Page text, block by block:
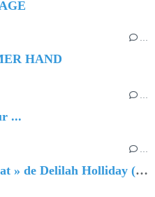
…
HAND
…
...
🔵 Le nouvel album « Fat Cat » de Delilah Holliday (sortie le 30 Octobre 2026)